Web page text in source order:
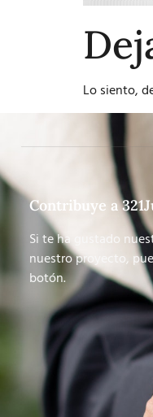
Lo siento,
Contribuye a
Si te ha gustado
nuestro proyecto,
botón.